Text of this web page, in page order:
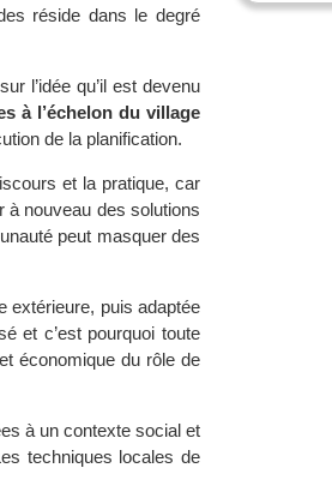
réside dans le degré
l’idée qu’il est devenu
à l’échelon du village
de la planification.
et la pratique, car
à nouveau des solutions
peut masquer des
extérieure, puis adaptée
et c’est pourquoi toute
économique du rôle de
à un contexte social et
techniques locales de